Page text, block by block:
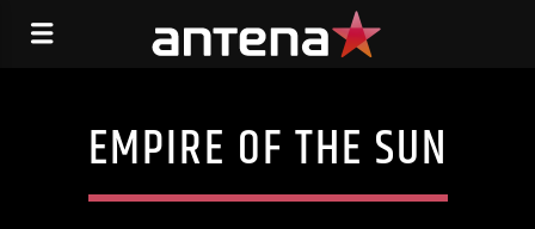
EMPIRE OF THE SUN